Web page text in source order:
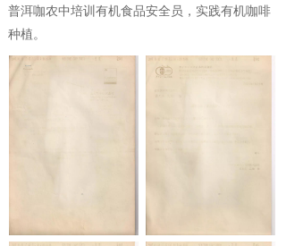
普洱咖农中培训有机食品安全员，实践有机咖啡
种植。